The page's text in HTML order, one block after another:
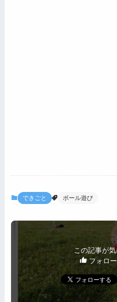
できごと ボール遊び
この記事が
フォロ